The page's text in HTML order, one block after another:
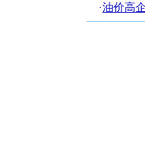
·油价高